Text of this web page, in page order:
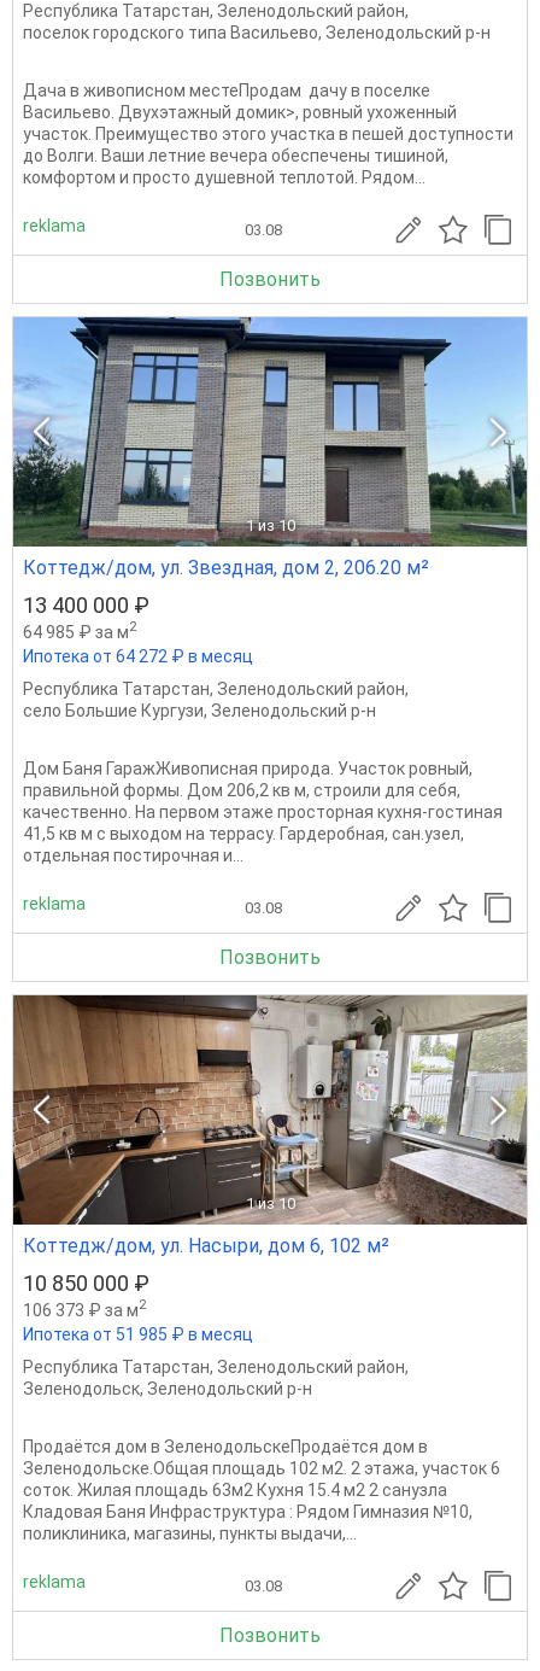
Республика Татарстан, Зеленодольский район,
поселок городского типа Васильево, Зеленодольский р-н
Дача в живописном местеПродам дачу в поселке
Васильево. Двухэтажный домик>, ровный ухоженный
участок. Преимущество этого участка в пешей доступности
до Волги. Ваши летние вечера обеспечены тишиной,
комфортом и просто душевной теплотой. Рядом...
reklama 03.08
Позвонить
1 из 10
Коттедж/дом, ул. Звездная, дом 2, 206.20 м²
13 400 000 ₽
64 985 ₽ за м2
Ипотека от 64 272 ₽ в месяц
Республика Татарстан, Зеленодольский район,
село Большие Кургузи, Зеленодольский р-н
Дом Баня ГаражЖивописная природа. Участок ровный,
правильной формы. Дом 206,2 кв м, строили для себя,
качественно. На первом этаже просторная кухня-гостиная
41,5 кв м с выходом на террасу. Гардеробная, сан.узел,
отдельная постирочная и...
reklama 03.08
Позвонить
1 из 10
Коттедж/дом, ул. Насыри, дом 6, 102 м²
10 850 000 ₽
106 373 ₽ за м2
Ипотека от 51 985 ₽ в месяц
Республика Татарстан, Зеленодольский район,
Зеленодольск, Зеленодольский р-н
Продаётся дом в ЗеленодольскеПродаётся дом в
Зеленодольске.Общая площадь 102 м2. 2 этажа, участок 6
соток. Жилая площадь 63м2 Кухня 15.4 м2 2 санузла
Кладовая Баня Инфраструктура : Рядом Гимназия №10,
поликлиника, магазины, пункты выдачи,...
reklama 03.08
Позвонить